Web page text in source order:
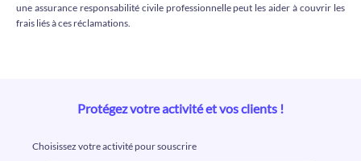
une assurance responsabilité civile professionnelle peut les aider à couvrir les
frais liés à ces réclamations.
Protégez votre activité et vos clients !
Choisissez votre activité pour souscrire